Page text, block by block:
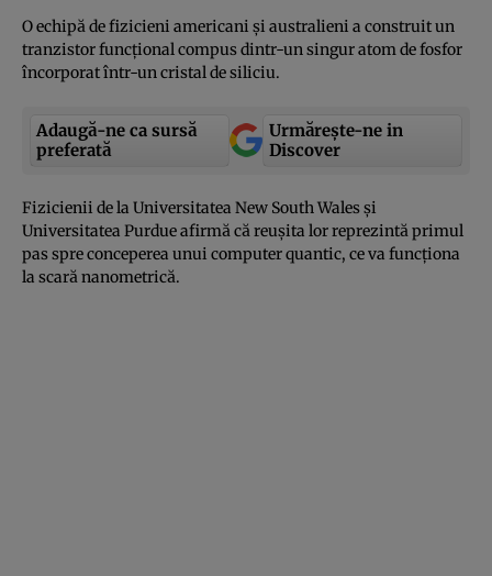
O echipă de fizicieni americani şi australieni a construit un
tranzistor funcţional compus dintr-un singur atom de fosfor
încorporat într-un cristal de siliciu.
Adaugă-ne ca sursă
preferată
Urmărește-ne in
Discover
Fizicienii de la Universitatea New South Wales şi
Universitatea Purdue afirmă că reuşita lor reprezintă primul
pas spre conceperea unui computer quantic, ce va funcţiona
la scară nanometrică.